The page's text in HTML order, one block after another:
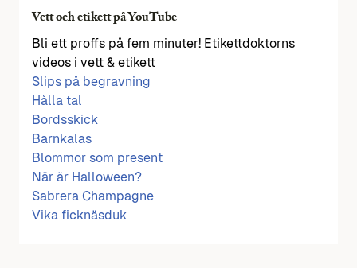
Vett och etikett på YouTube
Bli ett proffs på fem minuter! Etikettdoktorns
videos i vett & etikett
Slips på begravning
Hålla tal
Bordsskick
Barnkalas
Blommor som present
När är Halloween?
Sabrera Champagne
Vika ficknäsduk